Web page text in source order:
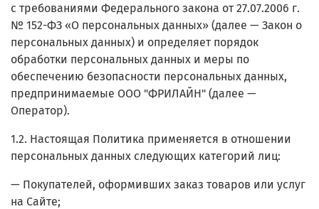
с требованиями Федерального закона от 27.07.2006 г.
№ 152-ФЗ «О персональных данных» (далее — Закон о
персональных данных) и определяет порядок
обработки персональных данных и меры по
обеспечению безопасности персональных данных,
предпринимаемые ООО "ФРИЛАЙН" (далее —
Оператор).
1.2. Настоящая Политика применяется в отношении
персональных данных следующих категорий лиц:
— Покупателей, оформивших заказ товаров или услуг
на Сайте;